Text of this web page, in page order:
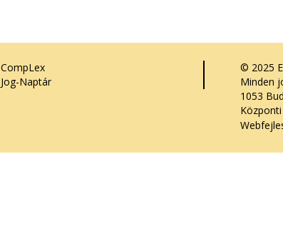
CompLex
Jog-Naptár
© 2025
Minden
1053